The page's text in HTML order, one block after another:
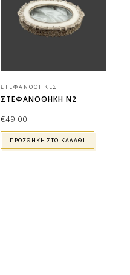
ΣΤΕΦΑΝΟΘΉΚΕΣ
ΣΤΕΦΑΝΟΘΗΚΗ Ν2
€49.00
ΠΡΟΣΘΉΚΗ ΣΤΟ ΚΑΛΆΘΙ